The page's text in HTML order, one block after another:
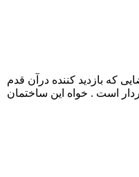
که بازدید کننده درآن قدم
است . خواه این ساختمان